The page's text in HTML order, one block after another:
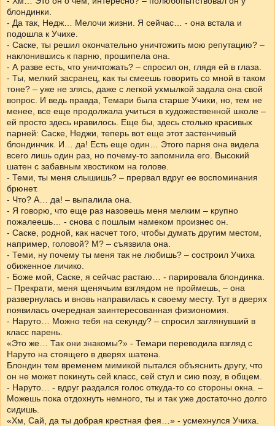
блондинки.
- Да так, Недж… Мелочи жизни. Я сейчас… - она встала и
подошла к Учихе.
- Саске, ты решил окончательно уничтожить мою репутацию? –
наклонившись к парню, прошипела она.
- А разве есть, что уничтожать? – спросил он, глядя ей в глаза.
- Ты, мелкий засранец, как ты смеешь говорить со мной в таком
тоне? – уже не злясь, даже с легкой ухмылкой задала она свой
вопрос. И ведь правда, Темари была старше Учихи, но, тем не
менее, все еще продолжала учиться в художественной школе –
ей просто здесь нравилось. Еще бы, здесь столько красивых
парней: Саске, Неджи, теперь вот еще этот застенчивый
блондинчик. И… да! Есть еще один… Этого парня она видела
всего лишь один раз, но почему-то запомнила его. Высокий
шатен с забавным хвостиком на голове.
- Теми, ты меня слышишь? – прервал вдруг ее воспоминания
брюнет.
- Что? А… да! – выпалила она.
- Я говорю, что еще раз назовешь меня мелким – крупно
пожалеешь… - снова с пошлым намеком произнес он.
- Саске, родной, как насчет того, чтобы думать другим местом,
например, головой? М? – съязвила она.
- Теми, ну почему ты меня так не любишь? – состроил Учиха
обиженное личико.
- Боже мой, Саске, я сейчас растаю… - парировала блондинка.
– Прекрати, меня щенячьим взглядом не проймешь, – она
развернулась и вновь направилась к своему месту. Тут в дверях
появилась очередная заинтересованная физиономия.
- Наруто… Можно тебя на секунду? – спросил заглянувший в
класс парень.
«Это же… Так они знакомы?» - Темари переводила взгляд с
Наруто на стоящего в дверях шатена.
Блондин тем временем мимикой пытался объяснить другу, что
он не может покинуть сей класс, сей стул и сию позу, в общем.
- Наруто… - вдруг раздался голос откуда-то со стороны окна. –
Можешь пока отдохнуть немного, ты и так уже достаточно долго
сидишь.
«Хм, Сай, да ты добрая крестная фея…» - усмехнулся Учиха.